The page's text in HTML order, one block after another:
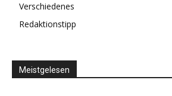
Verschiedenes
Redaktionstipp
Meistgelesen